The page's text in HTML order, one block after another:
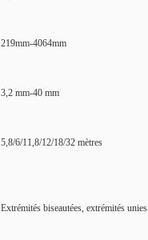
219mm-4064mm
3,2 mm-40 mm
5,8/6/11,8/12/18/32 mètres
Extrémités biseautées, extrémités unies